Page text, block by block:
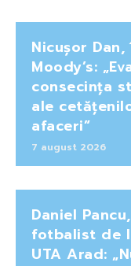
Nicușor
Moody’s:
consecința
ale
afaceri”
7 august 2026
Daniel
fotbalist de
UTA Arad: